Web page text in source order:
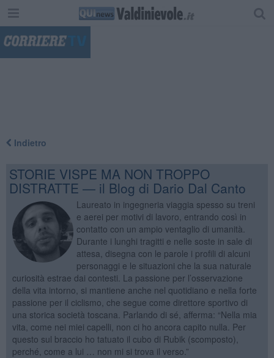
Indietro
STORIE VISPE MA NON TROPPO
DISTRATTE — il Blog di Dario Dal Canto
Laureato in ingegneria viaggia spesso su treni
e aerei per motivi di lavoro, entrando così in
contatto con un ampio ventaglio di umanità.
Durante i lunghi tragitti e nelle soste in sale di
attesa, disegna con le parole i profili di alcuni
personaggi e le situazioni che la sua naturale
curiosità estrae dai contesti. La passione per l’osservazione
della vita intorno, si mantiene anche nel quotidiano e nella forte
passione per il ciclismo, che segue come direttore sportivo di
una storica società toscana. Parlando di sé, afferma: “Nella mia
vita, come nei miei capelli, non ci ho ancora capito nulla. Per
questo sul braccio ho tatuato il cubo di Rubik (scomposto),
perché, come a lui … non mi si trova il verso.”